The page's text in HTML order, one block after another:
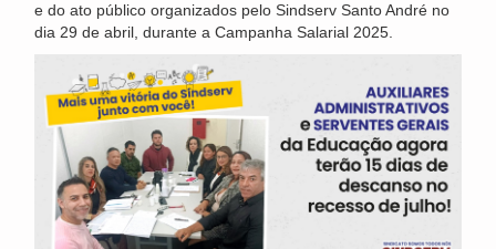
e do ato público organizados pelo Sindserv Santo André no
dia 29 de abril, durante a Campanha Salarial 2025.